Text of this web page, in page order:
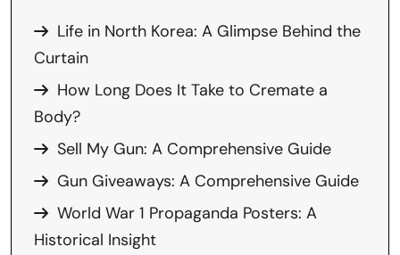
Life in North Korea: A Glimpse Behind the
Curtain
How Long Does It Take to Cremate a
Body?
Sell My Gun: A Comprehensive Guide
Gun Giveaways: A Comprehensive Guide
World War 1 Propaganda Posters: A
Historical Insight